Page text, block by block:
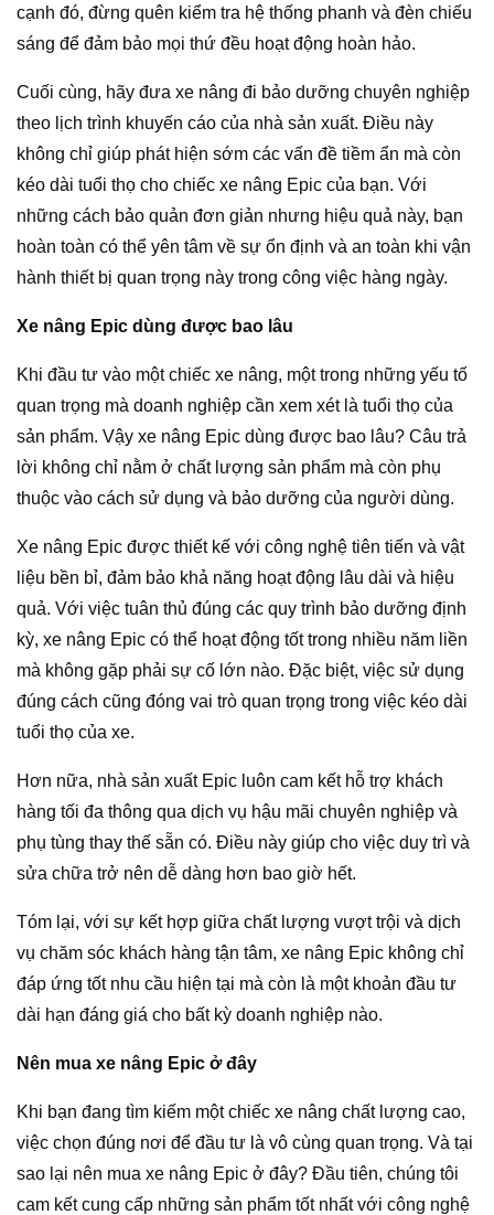
cạnh đó, đừng quên kiểm tra hệ thống phanh và đèn chiếu
sáng để đảm bảo mọi thứ đều hoạt động hoàn hảo.
Cuối cùng, hãy đưa xe nâng đi bảo dưỡng chuyên nghiệp
theo lịch trình khuyến cáo của nhà sản xuất. Điều này
không chỉ giúp phát hiện sớm các vấn đề tiềm ẩn mà còn
kéo dài tuổi thọ cho chiếc xe nâng Epic của bạn. Với
những cách bảo quản đơn giản nhưng hiệu quả này, bạn
hoàn toàn có thể yên tâm về sự ổn định và an toàn khi vận
hành thiết bị quan trọng này trong công việc hàng ngày.
Xe nâng Epic dùng được bao lâu
Khi đầu tư vào một chiếc xe nâng, một trong những yếu tố
quan trọng mà doanh nghiệp cần xem xét là tuổi thọ của
sản phẩm. Vậy xe nâng Epic dùng được bao lâu? Câu trả
lời không chỉ nằm ở chất lượng sản phẩm mà còn phụ
thuộc vào cách sử dụng và bảo dưỡng của người dùng.
Xe nâng Epic được thiết kế với công nghệ tiên tiến và vật
liệu bền bỉ, đảm bảo khả năng hoạt động lâu dài và hiệu
quả. Với việc tuân thủ đúng các quy trình bảo dưỡng định
kỳ, xe nâng Epic có thể hoạt động tốt trong nhiều năm liền
mà không gặp phải sự cố lớn nào. Đặc biệt, việc sử dụng
đúng cách cũng đóng vai trò quan trọng trong việc kéo dài
tuổi thọ của xe.
Hơn nữa, nhà sản xuất Epic luôn cam kết hỗ trợ khách
hàng tối đa thông qua dịch vụ hậu mãi chuyên nghiệp và
phụ tùng thay thế sẵn có. Điều này giúp cho việc duy trì và
sửa chữa trở nên dễ dàng hơn bao giờ hết.
Tóm lại, với sự kết hợp giữa chất lượng vượt trội và dịch
vụ chăm sóc khách hàng tận tâm, xe nâng Epic không chỉ
đáp ứng tốt nhu cầu hiện tại mà còn là một khoản đầu tư
dài hạn đáng giá cho bất kỳ doanh nghiệp nào.
Nên mua xe nâng Epic ở đây
Khi bạn đang tìm kiếm một chiếc xe nâng chất lượng cao,
việc chọn đúng nơi để đầu tư là vô cùng quan trọng. Và tại
sao lại nên mua xe nâng Epic ở đây? Đầu tiên, chúng tôi
cam kết cung cấp những sản phẩm tốt nhất với công nghệ